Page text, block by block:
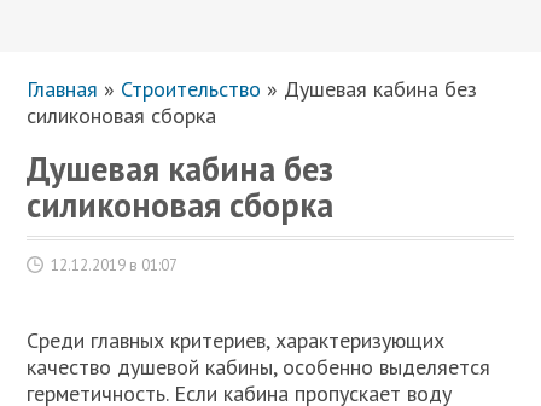
Главная » Строительство » Душевая кабина без
силиконовая сборка
Душевая кабина без
силиконовая сборка
12.12.2019 в 01:07
Среди главных критериев, характеризующих
качество душевой кабины, особенно выделяется
герметичность. Если кабина пропускает воду